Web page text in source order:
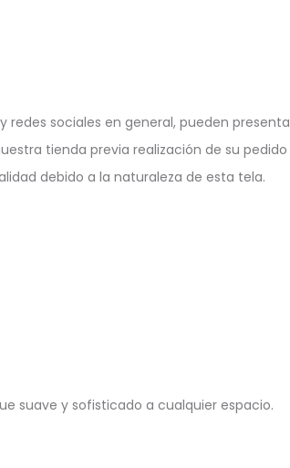
y redes sociales en general, pueden
tienda previa realización de su
debido a la naturaleza de esta tela.
suave y sofisticado a cualquier espacio.